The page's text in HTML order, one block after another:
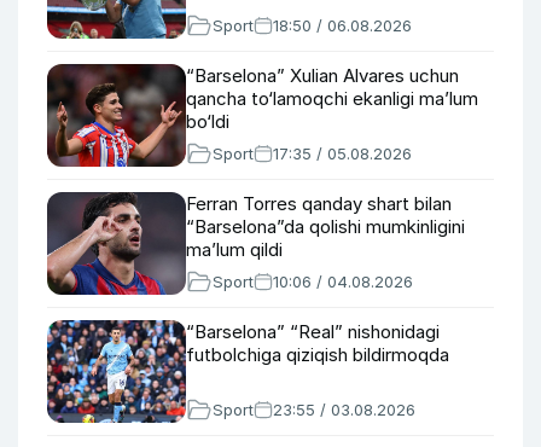
Sport 18:50 / 06.08.2026
“Barselona” Xulian Alvares uchun
qancha to‘lamoqchi ekanligi ma’lum
bo‘ldi
Sport 17:35 / 05.08.2026
Ferran Torres qanday shart bilan
“Barselona”da qolishi mumkinligini
maʼlum qildi
Sport 10:06 / 04.08.2026
“Barselona” “Real” nishonidagi
futbolchiga qiziqish bildirmoqda
Sport 23:55 / 03.08.2026